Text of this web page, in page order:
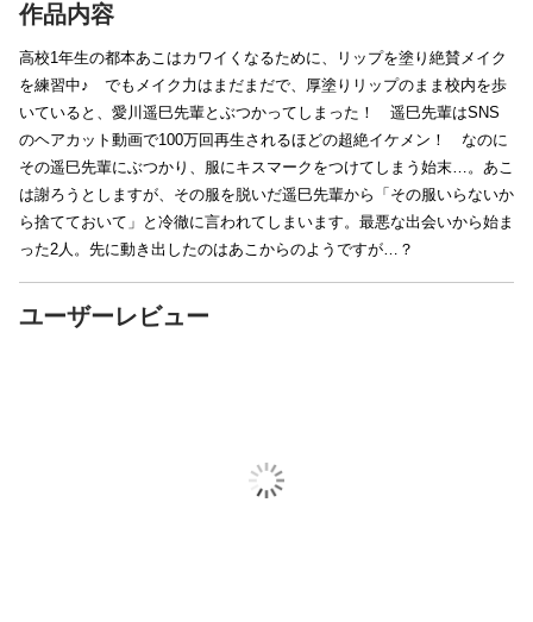
作品内容
高校1年生の都本あこはカワイくなるために、リップを塗り絶賛メイク
を練習中♪ でもメイク力はまだまだで、厚塗りリップのまま校内を歩
いていると、愛川遥巳先輩とぶつかってしまった！ 遥巳先輩はSNS
のヘアカット動画で100万回再生されるほどの超絶イケメン！ なのに
その遥巳先輩にぶつかり、服にキスマークをつけてしまう始末…。あこ
は謝ろうとしますが、その服を脱いだ遥巳先輩から「その服いらないか
ら捨てておいて」と冷徹に言われてしまいます。最悪な出会いから始ま
った2人。先に動き出したのはあこからのようですが…？
ユーザーレビュー